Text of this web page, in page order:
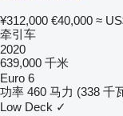
¥312,000 €40,000 ≈
牵引车
2020
639,000 千米
Euro 6
功率 460 马力 (338 千
Low Deck ✓